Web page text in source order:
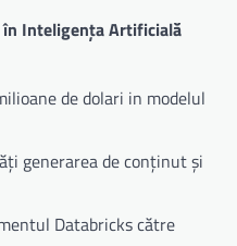
Inteligența Artificială
de dolari in modelul
generarea de conținut și
Databricks către